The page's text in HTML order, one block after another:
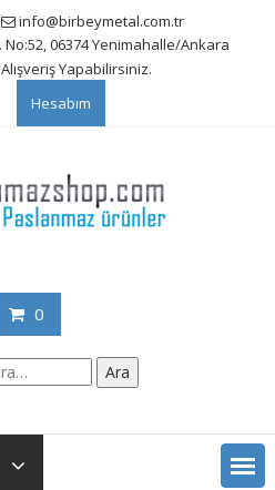
info@birbeymetal.com.tr
06374 Yenimahalle/Ankara
Yapabilirsiniz.
Hesabım
0
Ara